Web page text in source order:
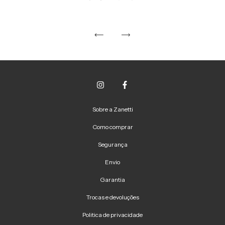
Sobre a Zanetti
Como comprar
Segurança
Envio
Garantia
Trocas e devoluções
Politica de privacidade